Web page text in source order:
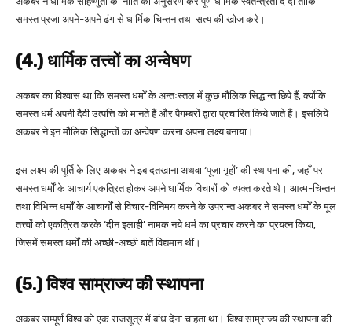
समस्त प्रजा अपने-अपने ढंग से धार्मिक चिन्तन तथा सत्य की खोज करे।
(4.) धार्मिक तत्त्वों का अन्वेषण
अकबर का विश्वास था कि समस्त धर्मों के अन्तःस्तल में कुछ मौलिक सिद्धान्त छिपे हैं, क्योंकि
समस्त धर्म अपनी दैवी उत्पत्ति को मानते हैं और पैगम्बरों द्वारा प्रचारित किये जाते हैं। इसलिये
अकबर ने इन मौलिक सिद्धान्तों का अन्वेषण करना अपना लक्ष्य बनाया।
इस लक्ष्य की पूर्ति के लिए अकबर ने इबादतखाना अथवा ‘पूजा गृहों’ की स्थापना की, जहाँ पर
समस्त धर्मों के आचार्य एकत्रित होकर अपने धार्मिक विचारों को व्यक्त करते थे। आत्म-चिन्तन
तथा विभिन्न धर्मों के आचार्यों से विचार-विनिमय करने के उपरान्त अकबर ने समस्त धर्मों के मूल
तत्त्वों को एकत्रित करके ‘दीन इलाही’ नामक नये धर्म का प्रचार करने का प्रयत्न किया,
जिसमें समस्त धर्मों की अच्छी-अच्छी बातें विद्यमान थीं।
(5.) विश्व साम्राज्य की स्थापना
अकबर सम्पूर्ण विश्व को एक राजसूत्र में बांध देना चाहता था। विश्व साम्राज्य की स्थापना की